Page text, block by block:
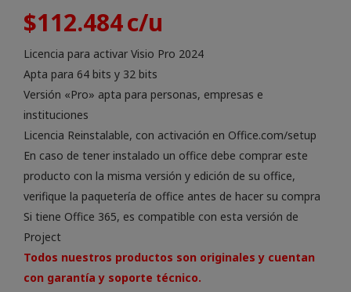
$112.484
Licencia para activar Visio Pro 2024
Apta para 64 bits y 32 bits
Versión «Pro» apta para personas, empresas e
instituciones
Licencia Reinstalable, con activación en Office.com/setup
En caso de tener instalado un office debe comprar este
producto con la misma versión y edición de su office,
verifique la paquetería de office antes de hacer su compra
Si tiene Office 365, es compatible con esta versión de
Project
Todos nuestros productos son originales y cuentan
con garantía y soporte técnico.